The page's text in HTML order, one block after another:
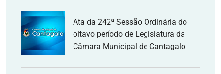
Ata da 242ª Sessão Ordinária do
oitavo período de Legislatura da
Câmara Municipal de Cantagalo